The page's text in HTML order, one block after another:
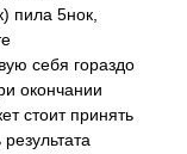
пила 5нок,
себя гораздо
окончании
стоит принять